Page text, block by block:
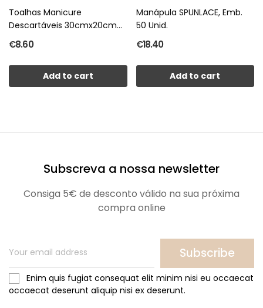
Toalhas Manicure
Descartáveis 30cmx20cm
emb/200un
€8.60
Add to cart
Manápula SPUNLACE, Emb.
50 Unid.
€18.40
Add to cart
Subscreva a nossa newsletter
Consiga 5€ de desconto válido na sua próxima
compra online
Subscribe
Enim quis fugiat consequat elit minim nisi eu occaecat
occaecat deserunt aliquip nisi ex deserunt.